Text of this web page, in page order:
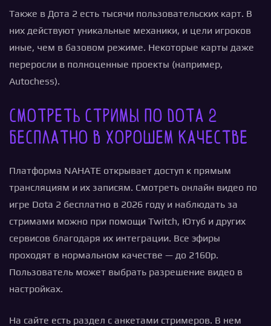
Также в Дота 2 есть тысячи пользовательских карт. В
них действуют уникальные механики, и цели игроков
иные, чем в базовом режиме. Некоторые карты даже
переросли в полноценные проекты (например,
Autochess).
Смотреть стримы по Dota 2
бесплатно в хорошем качестве
Платформа NAHATE открывает доступ к прямым
трансляциям и их записям. Смотреть онлайн видео по
игре Dota 2 бесплатно в 2026 году и наблюдать за
стримами можно при помощи Twitch, Ютуб и других
сервисов благодаря их интеграции. Все эфиры
проходят в нормальном качестве — до 2160p.
Пользователь может выбрать разрешение видео в
настройках.
На сайте есть раздел с анкетами стримеров. В нем